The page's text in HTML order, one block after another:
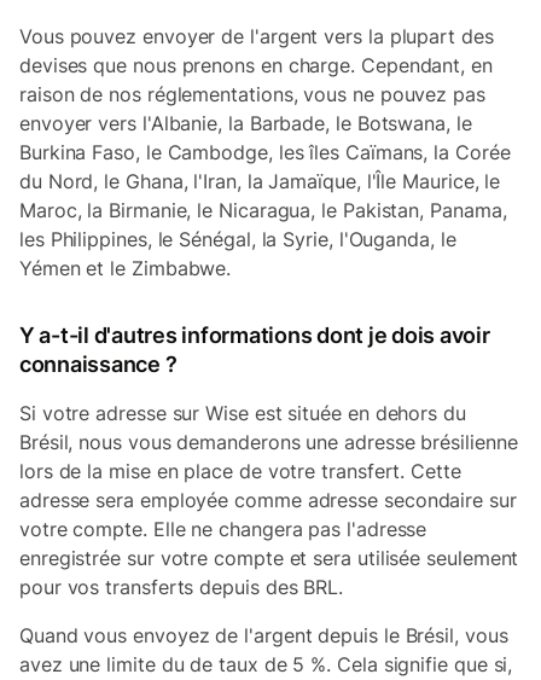
Vous pouvez envoyer de l'argent vers la plupart des
devises que nous prenons en charge. Cependant, en
raison de nos réglementations, vous ne pouvez pas
envoyer vers l'Albanie, la Barbade, le Botswana, le
Burkina Faso, le Cambodge, les îles Caïmans, la Corée
du Nord, le Ghana, l'Iran, la Jamaïque, l'Île Maurice, le
Maroc, la Birmanie, le Nicaragua, le Pakistan, Panama,
les Philippines, le Sénégal, la Syrie, l'Ouganda, le
Yémen et le Zimbabwe.
Y a-t-il d'autres informations dont je dois avoir
connaissance ?
Si votre adresse sur Wise est située en dehors du
Brésil, nous vous demanderons une adresse brésilienne
lors de la mise en place de votre transfert. Cette
adresse sera employée comme adresse secondaire sur
votre compte. Elle ne changera pas l'adresse
enregistrée sur votre compte et sera utilisée seulement
pour vos transferts depuis des BRL.
Quand vous envoyez de l'argent depuis le Brésil, vous
avez une limite du de taux de 5 %. Cela signifie que si,